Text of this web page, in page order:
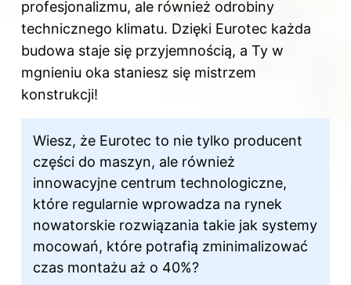
profesjonalizmu, ale również odrobiny
technicznego klimatu. Dzięki Eurotec każda
budowa staje się przyjemnością, a Ty w
mgnieniu oka staniesz się mistrzem
konstrukcji!
Wiesz, że Eurotec to nie tylko producent
części do maszyn, ale również
innowacyjne centrum technologiczne,
które regularnie wprowadza na rynek
nowatorskie rozwiązania takie jak systemy
mocowań, które potrafią zminimalizować
czas montażu aż o 40%?